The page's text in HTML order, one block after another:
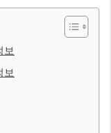
보
보